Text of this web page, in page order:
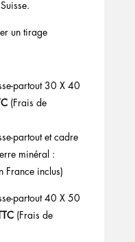
un tirage
partout 30 X 40
(Frais de
partout et cadre
minéral :
France inclus)
partout 40 X 50
(Frais de